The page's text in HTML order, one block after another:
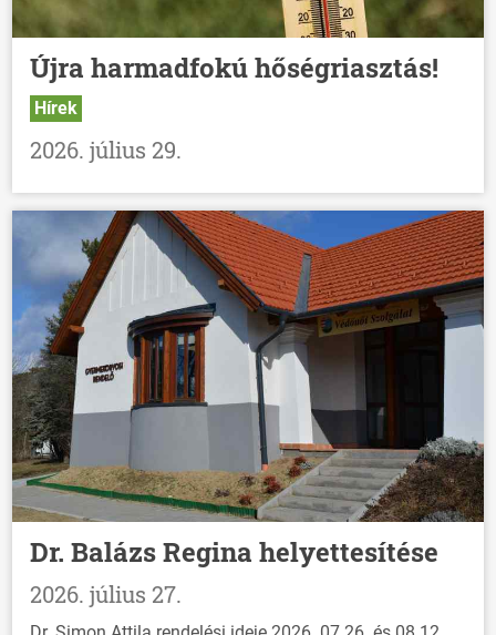
Újra harmadfokú hőségriasztás!
Hírek
2026. július 29.
Dr. Balázs Regina helyettesítése
2026. július 27.